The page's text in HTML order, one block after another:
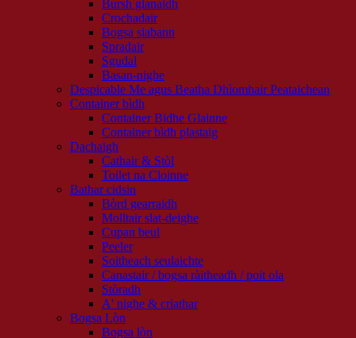
Bursh glanaidh
Crochadair
Bogsa siabann
Spradair
Sgudal
Basan-nighe
Despicable Me agus Beatha Dhìomhair Peataichean
Container bìdh
Container Bidhe Glainne
Container bìdh plastaig
Dachaigh
Cathair & Stòl
Toilet na Cloinne
Bathar cidsin
Bòrd gearraidh
Molltair slat-deighe
Cupan beul
Peeler
Soitheach seulaichte
Canastair / bogsa ràitheadh ​​/ poit ola
Stòradh
A' nighe & criathar
Bogsa Lòn
Bogsa lòn